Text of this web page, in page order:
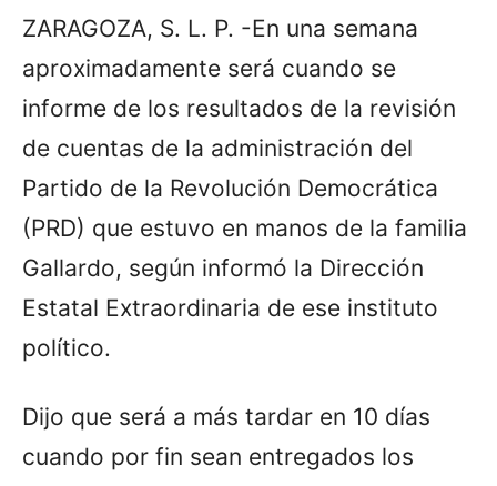
ZARAGOZA, S. L. P. -En una semana
aproximadamente será cuando se
informe de los resultados de la revisión
de cuentas de la administración del
Partido de la Revolución Democrática
(PRD) que estuvo en manos de la familia
Gallardo, según informó la Dirección
Estatal Extraordinaria de ese instituto
político.
Dijo que será a más tardar en 10 días
cuando por fin sean entregados los